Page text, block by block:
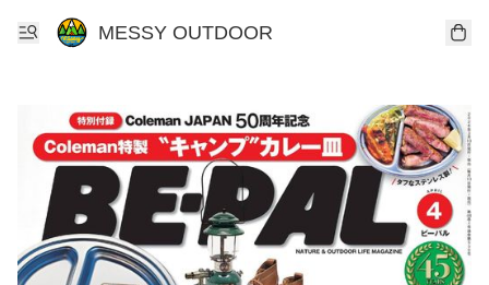
MESSY OUTDOOR